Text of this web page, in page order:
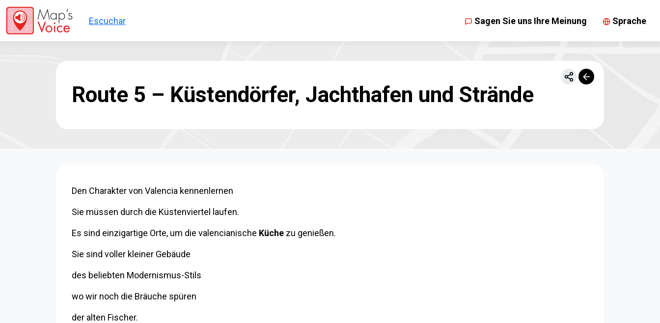
Direkt zum Inhalt
Escuchar
Sagen Sie uns Ihre Meinung Sprache
Route 5 – Küstendörfer, Jachthafen und Strände
Den Charakter von Valencia kennenlernen
Sie müssen durch die Küstenviertel laufen.
Es sind einzigartige Orte, um die valencianische Küche zu genießen.
Sie sind voller kleiner Gebäude
des beliebten Modernismus-Stils
wo wir noch die Bräuche spüren
der alten Fischer.